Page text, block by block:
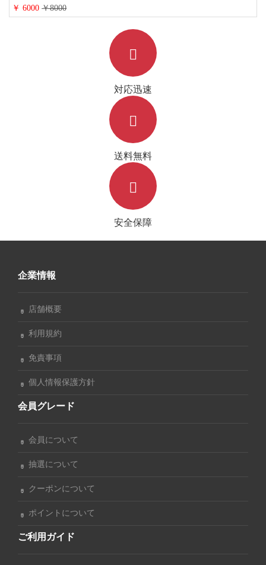
￥ 6000￥8000
対応迅速
送料無料
安全保障
企業情報
店舗概要
利用規約
免責事項
個人情報保護方針
会員グレード
会員について
抽選について
クーポンについて
ポイントについて
ご利用ガイド